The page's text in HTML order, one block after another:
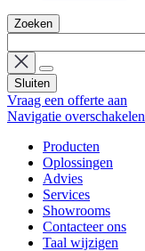
Zoeken
Sluiten
Vraag een offerte aan
Navigatie overschakelen
Producten
Oplossingen
Advies
Services
Showrooms
Contacteer ons
Taal wijzigen